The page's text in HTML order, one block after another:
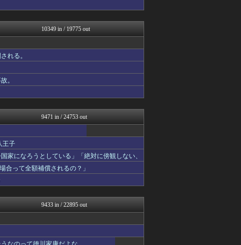
浮気ちゃんねる
ヒーローNEWS
NEWSまとめもりー｜2c...
パチンコ・パチスロ.com
海外の万国反応記＠海外の反...
mashlife通信
なんJミュージアム
まとめ芸能＠美女画像まとめ...
10349 in / 19775 out
れる。
。
9471 in / 24753 out
王子
家になろうとしている」「絶対に傍観しない、
合って全額補償されるの？」
9433 in / 22895 out